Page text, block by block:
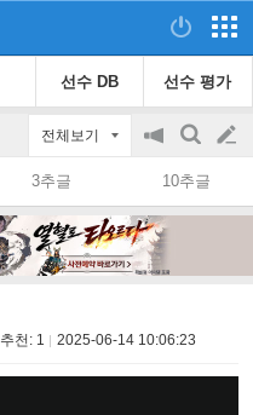
선수 DB 선수 평가
전체보기
공
지
on/off
검
색
글
쓰
3추글 10추글
추천: 1 2025-06-14 10:06:23